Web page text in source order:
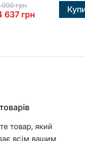
000грн
637 грн
товар, який
всім вашим